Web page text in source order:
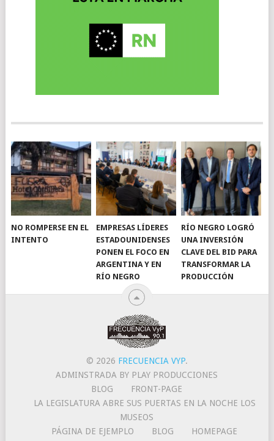
NO ROMPERSE EN EL
INTENTO
EMPRESAS LÍDERES
ESTADOUNIDENSES
PONEN EL FOCO EN
ARGENTINA Y EN
RÍO NEGRO
RÍO NEGRO LOGRÓ
UNA INVERSIÓN
CLAVE DEL BID PARA
TRANSFORMAR LA
PRODUCCIÓN
© 2026 FRECUENCIA VYP.
ADMINSTRADA BY PLAY PRODUCCIONES
BLOG
FRONT-PAGE
LA LEGISLATURA ABRE SUS PUERTAS EN LA NOCHE LOS
MUSEOS
PÁGINA DE EJEMPLO
BLOG
HOMEPAGE